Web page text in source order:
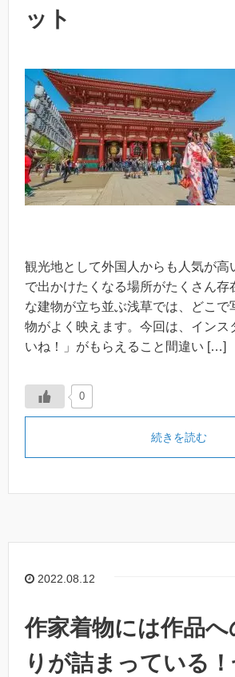
ット
観光地として外国人からも人気が高
で出かけたくなる場所がたくさん存
な建物が立ち並ぶ浅草では、どこで
物がよく映えます。今回は、インス
いね！」がもらえること間違い […]
0
続きを読む
2022.08.12
作家着物には作品
りが詰まっている